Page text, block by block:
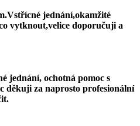
jednání,okamžité
vytknout,velice doporučuji a
jednání, ochotná pomoc s
děkuji za naprosto profesionální